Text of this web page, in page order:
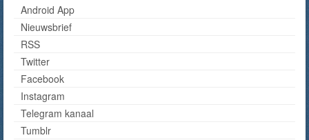
Android App
Nieuwsbrief
RSS
Twitter
Facebook
Instagram
Telegram kanaal
Tumblr